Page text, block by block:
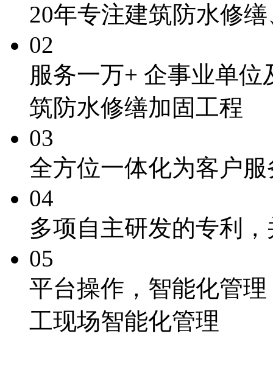
20年专注建筑防水修
02
服务一万+ 企事业单位
筑防水修缮加固工程
03
全方位一体化为客户服
04
多项自主研发的专利
05
平台操作， 智能化管
工现场智能化管理